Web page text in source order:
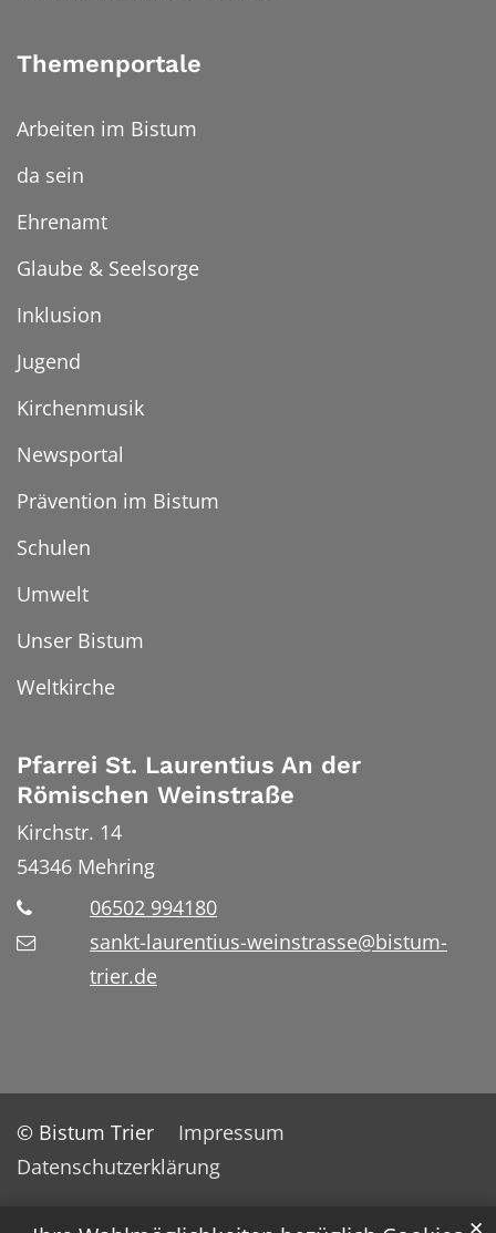
Themenportale
Arbeiten im Bistum
da sein
Ehrenamt
Glaube & Seelsorge
Inklusion
Jugend
Kirchenmusik
Newsportal
Prävention im Bistum
Schulen
Umwelt
Unser Bistum
Weltkirche
Pfarrei St. Laurentius An der
Römischen Weinstraße
Kirchstr. 14
54346 Mehring
06502 994180
sankt-laurentius-weinstrasse@bistum-
trier.de
© Bistum Trier
Impressum
Datenschutzerklärung